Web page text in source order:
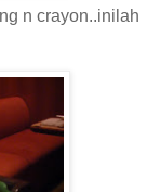
n crayon..inilah